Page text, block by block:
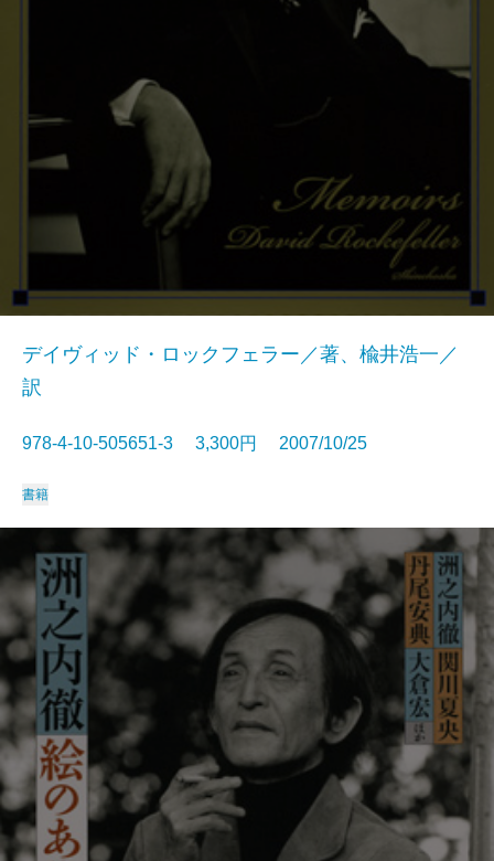
デイヴィッド・ロックフェラー／著、楡井浩一／
訳
978-4-10-505651-3 3,300円 2007/10/25
書籍